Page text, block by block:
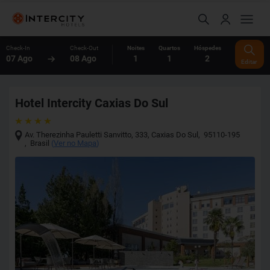
Check-In
07 Ago
Check-Out
08 Ago
Noites
1
Quartos
1
Hóspedes
2 Editar
Hotel Intercity Caxias Do Sul
Av. Therezinha Pauletti Sanvitto, 333, Caxias Do Sul , 95110-195
, Brasil (Ver no Mapa)